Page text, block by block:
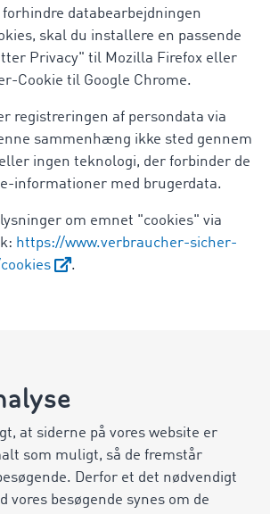
forhindre databearbejdningen
skal du installere en passende
Privacy" til Mozilla Firefox eller
Cookie til Google Chrome.
registreringen af persondata via
sammenhæng ikke sted gennem
ingen teknologi, der forbinder de
informationer med brugerdata.
om emnet "cookies" via
https://www.verbraucher-sicher-
.
at siderne på vores website er
som muligt, så de fremstår
Derfor et det nødvendigt
vores besøgende synes om de